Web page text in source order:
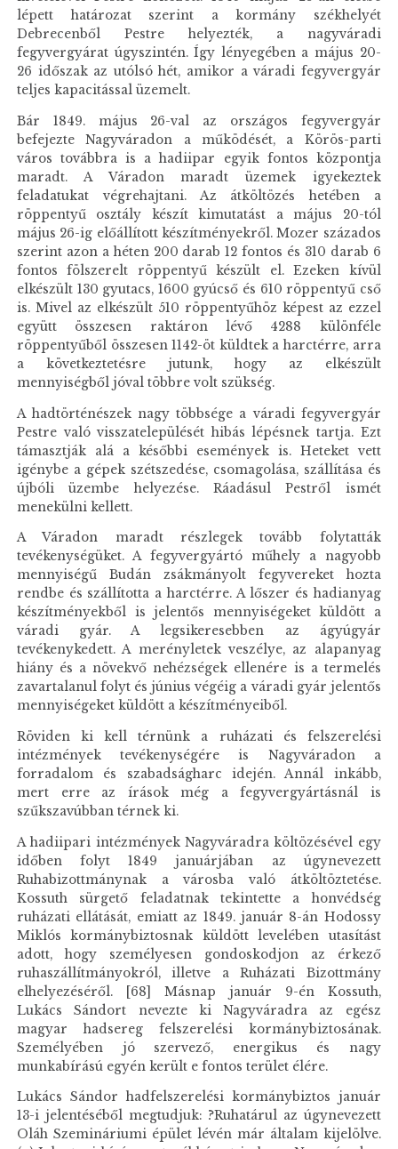
lépett határozat szerint a kormány székhelyét
Debrecenből Pestre helyezték, a nagyváradi
fegyvergyárat úgyszintén. Így lényegében a május 20-
26 időszak az utólsó hét, amikor a váradi fegyvergyár
teljes kapacitással üzemelt.
Bár 1849. május 26-val az országos fegyvergyár
befejezte Nagyváradon a működését, a Körös-parti
város továbbra is a hadiipar egyik fontos központja
maradt. A Váradon maradt üzemek igyekeztek
feladatukat végrehajtani. Az átköltözés hetében a
röppentyű osztály készít kimutatást a május 20-tól
május 26-ig előállított készítményekről. Mozer százados
szerint azon a héten 200 darab 12 fontos és 310 darab 6
fontos fölszerelt röppentyű készült el. Ezeken kívül
elkészült 130 gyutacs, 1600 gyúcső és 610 röppentyű cső
is. Mivel az elkészült 510 röppentyűhöz képest az ezzel
együtt összesen raktáron lévő 4288 különféle
röppentyűből összesen 1142-öt küldtek a harctérre, arra
a következtetésre jutunk, hogy az elkészült
mennyiségből jóval többre volt szükség.
A hadtörténészek nagy többsége a váradi fegyvergyár
Pestre való visszatelepülését hibás lépésnek tartja. Ezt
támasztják alá a későbbi események is. Heteket vett
igénybe a gépek szétszedése, csomagolása, szállítása és
újbóli üzembe helyezése. Ráadásul Pestről ismét
menekülni kellett.
A Váradon maradt részlegek tovább folytatták
tevékenységüket. A fegyvergyártó műhely a nagyobb
mennyiségű Budán zsákmányolt fegyvereket hozta
rendbe és szállította a harctérre. A lőszer és hadianyag
készítményekből is jelentős mennyiségeket küldött a
váradi gyár. A legsikeresebben az ágyúgyár
tevékenykedett. A merényletek veszélye, az alapanyag
hiány és a növekvő nehézségek ellenére is a termelés
zavartalanul folyt és június végéig a váradi gyár jelentős
mennyiségeket küldött a készítményeiből.
Röviden ki kell térnünk a ruházati és felszerelési
intézmények tevékenységére is Nagyváradon a
forradalom és szabadságharc idején. Annál inkább,
mert erre az írások még a fegyvergyártásnál is
szűkszavúbban térnek ki.
A hadiipari intézmények Nagyváradra költözésével egy
időben folyt 1849 januárjában az úgynevezett
Ruhabizottmánynak a városba való átköltöztetése.
Kossuth sürgető feladatnak tekintette a honvédség
ruházati ellátását, emiatt az 1849. január 8-án Hodossy
Miklós kormánybiztosnak küldött levelében utasítást
adott, hogy személyesen gondoskodjon az érkező
ruhaszállítmányokról, illetve a Ruházati Bizottmány
elhelyezéséről. [68] Másnap január 9-én Kossuth,
Lukács Sándort nevezte ki Nagyváradra az egész
magyar hadsereg felszerelési kormánybiztosának.
Személyében jó szervező, energikus és nagy
munkabírású egyén került e fontos terület élére.
Lukács Sándor hadfelszerelési kormánybiztos január
13-i jelentéséből megtudjuk: ?Ruhatárul az úgynevezett
Oláh Szemináriumi épület lévén már általam kijelölve.